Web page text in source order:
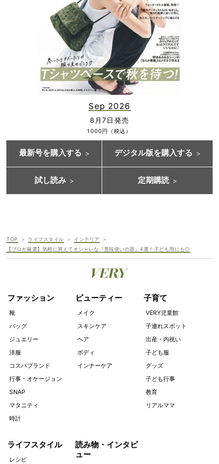
Sep 2026
8月7日発売
1000円（税込）
最新号を購入する デジタル版を購入する
試し読み 定期購読
TOP ライフスタイル
インテリア
【プロが厳選】気軽に買えてオシャレな『普段使いの器』4選！子ども用にも◎
ファッション
靴
バッグ
ジュエリー
洋服
コスパブランド
行事・オケージョン
SNAP
マタニティ
時計
ビューティー
メイク
スキンケア
ヘア
ボディ
インナーケア
子育て
VERY児童館
子連れスポット
出産・内祝い
子ども服
グッズ
子ども行事
教育
リアルママ
ライフスタイル
レシピ
読み物・インタビ
ュー